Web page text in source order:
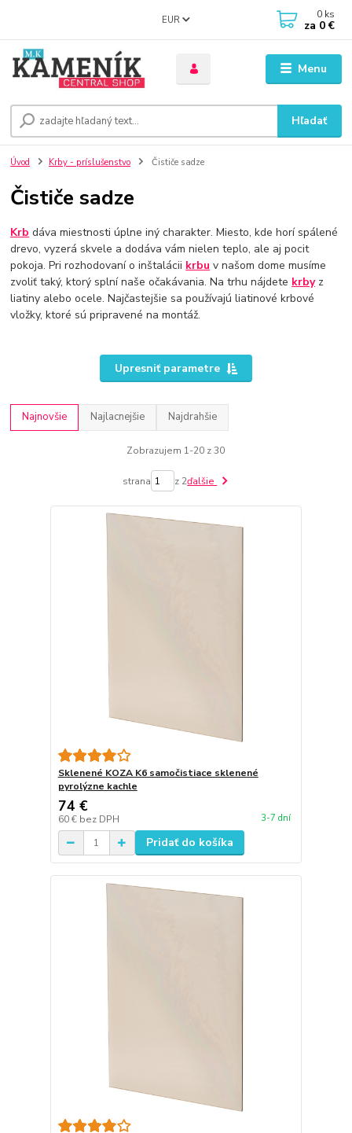
Menu
EUR
Hľadať
0 ks
za 0 €
Úvod Krby - príslušenstvo Čističe sadze
Čističe sadze
Krb dáva miestnosti úplne iný charakter. Miesto, kde horí spálené
drevo, vyzerá skvele a dodáva vám nielen teplo, ale aj pocit
pokoja. Pri rozhodovaní o inštalácii krbu v našom dome musíme
zvoliť taký, ktorý splní naše očakávania. Na trhu nájdete krbyz
liatiny alebo ocele. Najčastejšie sa používajú liatinové krbové
vložky, ktoré sú pripravené na montáž.
Upresniť parametre
Najnovšie Najlacnejšie Najdrahšie
Zobrazujem 1-20 z 30
strana z 2ďalšie
Sklenené KOZA K6 samočistiace sklenené
pyrolýzne kachle
74 €
60 € bez DPH 3-7 dní
Pridať do košíka